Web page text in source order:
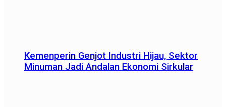
Kemenperin Genjot Industri Hijau, Sektor
Minuman Jadi Andalan Ekonomi Sirkular